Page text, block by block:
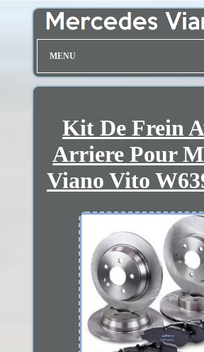
MENU
Kit De Frein
Arriere Pour
Viano Vito